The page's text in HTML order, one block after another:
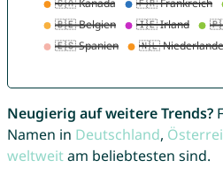
Neugierig auf weitere Trends?
Namen in Deutschland,
weltweitam beliebtesten sind.